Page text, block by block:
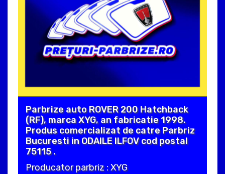
Parbrize auto ROVER 200 Hatchback
(RF), marca XYG, an fabricatie 1998.
Produs comercializat de catre Parbriz
Bucuresti in ODAILE ILFOV cod postal
75115 .
Producator parbriz : XYG